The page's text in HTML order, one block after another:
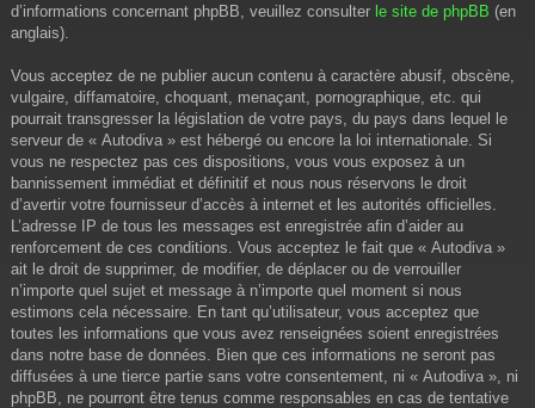
d’informations concernant phpBB, veuillez consulter le site de phpBB (en
anglais).
Vous acceptez de ne publier aucun contenu à caractère abusif, obscène,
vulgaire, diffamatoire, choquant, menaçant, pornographique, etc. qui
pourrait transgresser la législation de votre pays, du pays dans lequel le
serveur de « Autodiva » est hébergé ou encore la loi internationale. Si
vous ne respectez pas ces dispositions, vous vous exposez à un
bannissement immédiat et définitif et nous nous réservons le droit
d’avertir votre fournisseur d’accès à internet et les autorités officielles.
L’adresse IP de tous les messages est enregistrée afin d’aider au
renforcement de ces conditions. Vous acceptez le fait que « Autodiva »
ait le droit de supprimer, de modifier, de déplacer ou de verrouiller
n’importe quel sujet et message à n’importe quel moment si nous
estimons cela nécessaire. En tant qu’utilisateur, vous acceptez que
toutes les informations que vous avez renseignées soient enregistrées
dans notre base de données. Bien que ces informations ne seront pas
diffusées à une tierce partie sans votre consentement, ni « Autodiva », ni
phpBB, ne pourront être tenus comme responsables en cas de tentative